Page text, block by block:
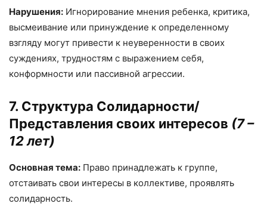
Нарушения: Игнорирование мнения ребенка, критика,
высмеивание или принуждение к определенному
взгляду могут привести к неуверенности в своих
суждениях, трудностям с выражением себя,
конформности или пассивной агрессии.
7. Структура Солидарности/
Представления своих интересов (7 –
12 лет)
Основная тема: Право принадлежать к группе,
отстаивать свои интересы в коллективе, проявлять
солидарность.